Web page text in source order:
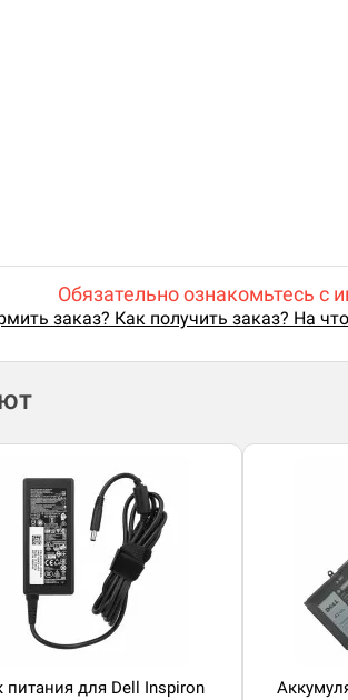
Обязательно ознакомьтесь с
заказ? Как получить заказ? На
питания для Dell Inspiron